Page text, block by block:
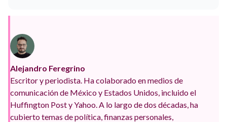
Alejandro Feregrino
Escritor y periodista. Ha colaborado en medios de
comunicación de México y Estados Unidos, incluido el
Huffington Post y Yahoo. A lo largo de dos décadas, ha
cubierto temas de política, finanzas personales,